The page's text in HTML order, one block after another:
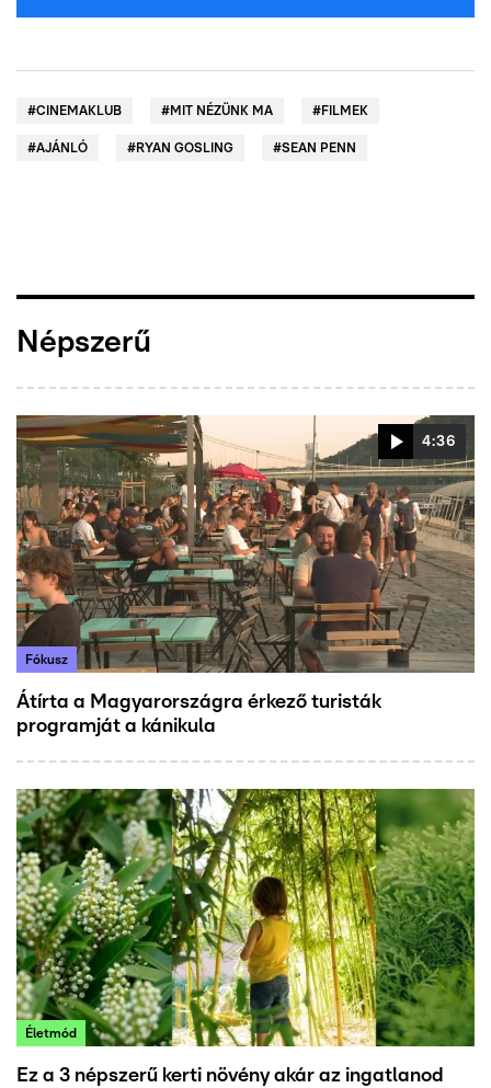
#CINEMAKLUB #MIT NÉZÜNK MA #FILMEK
#AJÁNLÓ #RYAN GOSLING #SEAN PENN
Népszerű
4:36
Fókusz
Átírta a Magyarországra érkező turisták
programját a kánikula
Életmód
Ez a 3 népszerű kerti növény akár az ingatlanod